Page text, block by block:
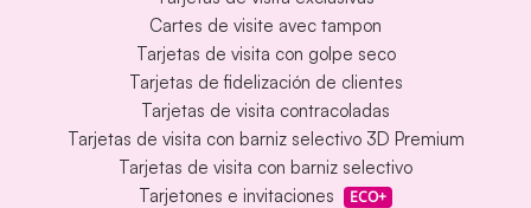
Cartes de visite avec tampon
Tarjetas de visita con golpe seco
Tarjetas de fidelización de clientes
Tarjetas de visita contracoladas
Tarjetas de visita con barniz selectivo 3D Premium
Tarjetas de visita con barniz selectivo
Tarjetones e invitaciones
ECO+